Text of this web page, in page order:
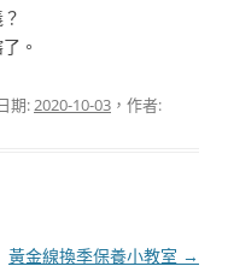
。
期:2020-10-03 ，作者:
黃金線換季保養小教室 →